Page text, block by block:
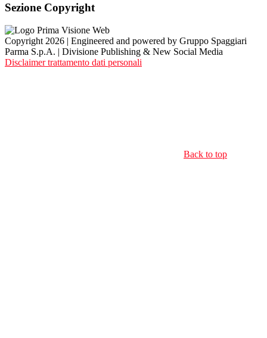
Sezione Copyright
Copyright 2026 | Engineered and powered by Gruppo Spaggiari
Parma S.p.A. | Divisione Publishing & New Social Media
Disclaimer trattamento dati personali
Back to top